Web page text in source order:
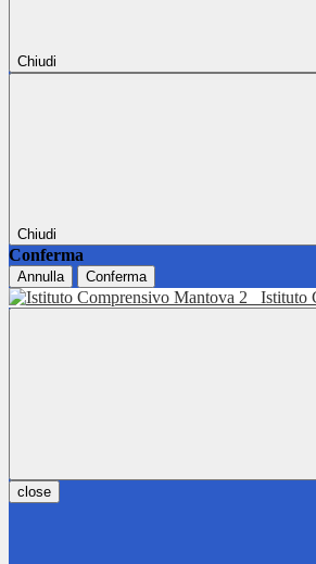
Chiudi
Chiudi
Conferma
Annulla Conferma
Istituto
close